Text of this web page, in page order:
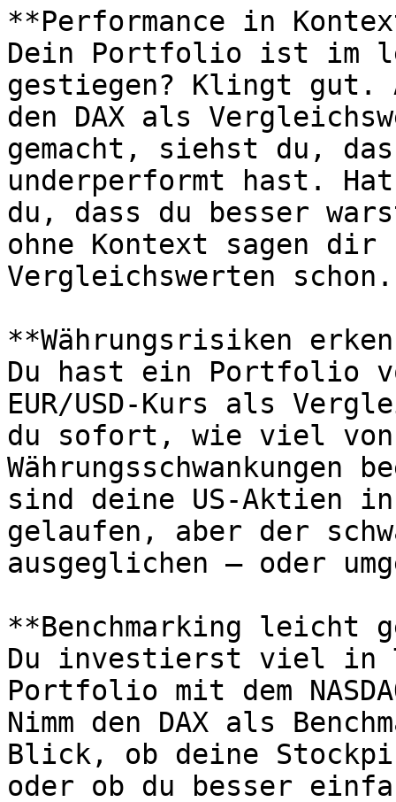
**Performance in
Dein Portfolio ist im
gestiegen? Klingt gut.
den DAX als
gemacht, siehst du,
underperformt hast.
du, dass du besser
ohne Kontext sagen
Vergleichswerten schon.
**Währungsrisiken
Du hast ein Portfolio
EUR/USD-Kurs als
du sofort, wie viel von
sind deine US-Aktien
gelaufen, aber der
ausgeglichen – oder
**Benchmarking leicht
Du investierst viel in
Portfolio mit dem
Nimm den DAX als
Blick, ob deine
oder ob du besser